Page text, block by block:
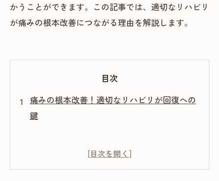
かうことができます。この記事では、適切なリハビリ
が痛みの根本改善につながる理由を解説します。
目次
痛みの根本改善！適切なリハビリが回復への
鍵